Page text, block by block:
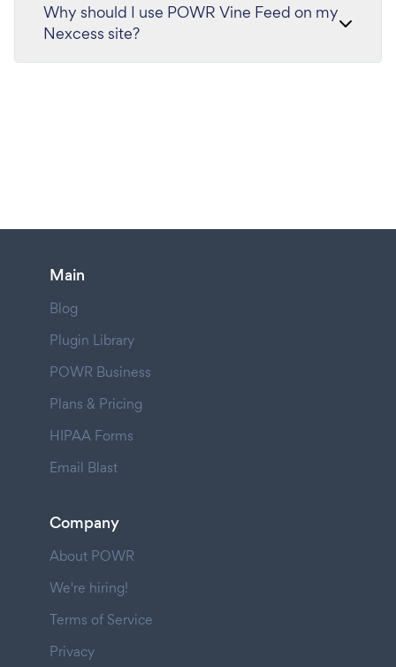
Why should I use POWR Vine Feed on my
Nexcess site?
Main
Blog
Plugin Library
POWR Business
Plans & Pricing
HIPAA Forms
Email Blast
Company
About POWR
We're hiring!
Terms of Service
Privacy